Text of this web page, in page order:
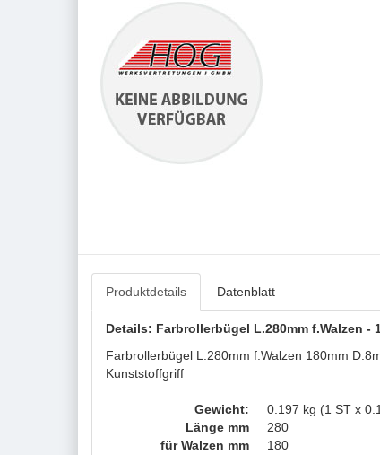
Produktdetails Datenblatt
Details: Farbrollerbügel L.280mm f.Walzen -
Farbrollerbügel L.280mm f.Walzen 180mm
Kunststoffgriff
Gewicht:
0.197 kg (1 ST x
Länge mm
280
für Walzen mm
180